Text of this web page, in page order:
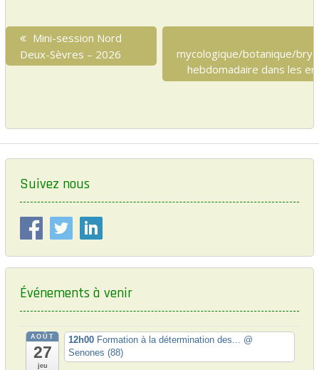
ai
l
itt
er
e
b
o
N
v
a
e
P
r
e
u
s
p
o
:
Mini-session Nord
Deux-Sèvres – 2026
mycologique/botanique/
hebdomadaire dans les
Suivez nous
Événements à venir
AOÛT
27
jeu
12h00 Formation à la détermination des... @
Senones (88)